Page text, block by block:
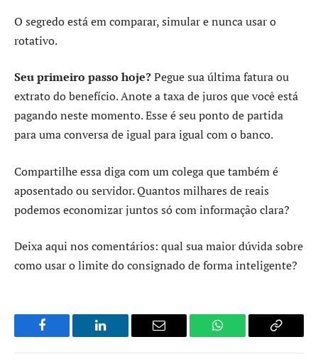
O segredo está em comparar, simular e nunca usar o
rotativo.
Seu primeiro passo hoje?Pegue sua última fatura ou
extrato do benefício. Anote a taxa de juros que você está
pagando neste momento. Esse é seu ponto de partida
para uma conversa de igual para igual com o banco.
Compartilhe essa diga com um colega que também é
aposentado ou servidor. Quantos milhares de reais
podemos economizar juntos só com informação clara?
Deixa aqui nos comentários: qual sua maior dúvida sobre
como usar o limite do consignado de forma inteligente?
Facebook LinkedIn Email WhatsApp Copy